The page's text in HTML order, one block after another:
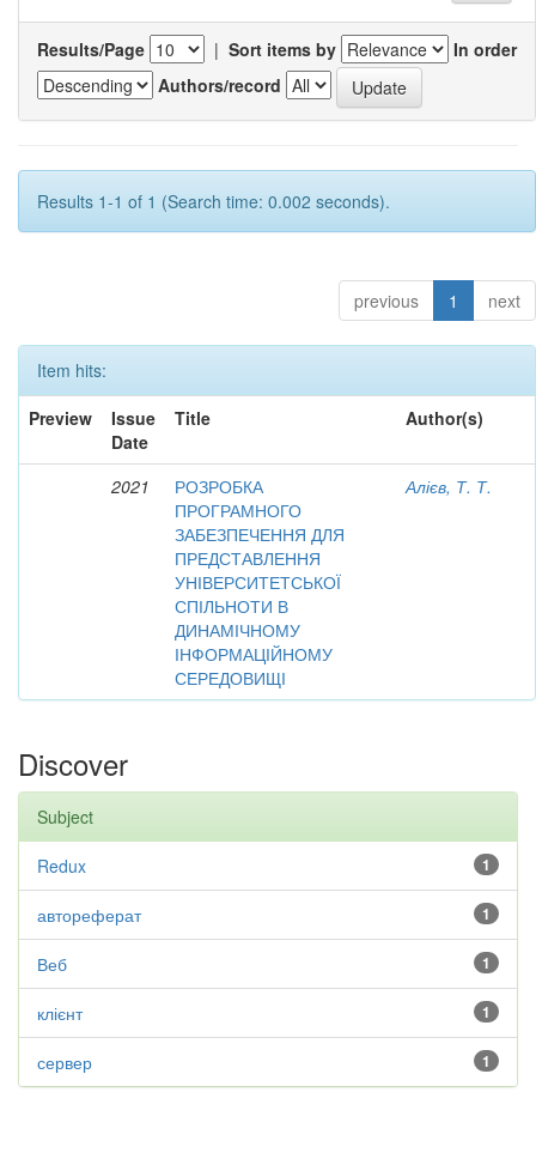
Results/Page | Sort items by
In order
Authors/record
Results 1-1 of 1 (Search time: 0.002 seconds).
previous 1 next
Item hits:
Preview
Issue
Date
Title Author(s)
2021
РОЗРОБКА
ПРОГРАМНОГО
ЗАБЕЗПЕЧЕННЯ ДЛЯ
ПРЕДСТАВЛЕННЯ
УНІВЕРСИТЕТСЬКОЇ
СПІЛЬНОТИ В
ДИНАМІЧНОМУ
ІНФОРМАЦІЙНОМУ
СЕРЕДОВИЩІ
Алієв, Т. Т.
Discover
Subject
1
Redux
1
автореферат
1
Веб
1
клієнт
1
сервер